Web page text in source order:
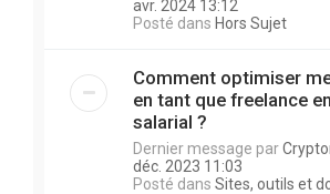
avr. 2024 13:12
Posté dans Hors Sujet
Comment optimiser
en tant que freelance
salarial ?
Dernier message par
déc. 2023 11:03
Posté dans Sites, outils et